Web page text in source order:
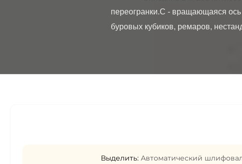
переогранки.C - вращающаяся
буровых кубиков, ремаров,
Выделить: Автоматический